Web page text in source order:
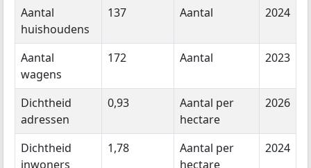
Aantal
huishoudens
137 Aantal 2024
Aantal
wagens
172 Aantal 2023
Dichtheid
adressen
0,93
Aantal per
hectare
2026
Dichtheid
inwoners
1,78
Aantal per
hectare
2024